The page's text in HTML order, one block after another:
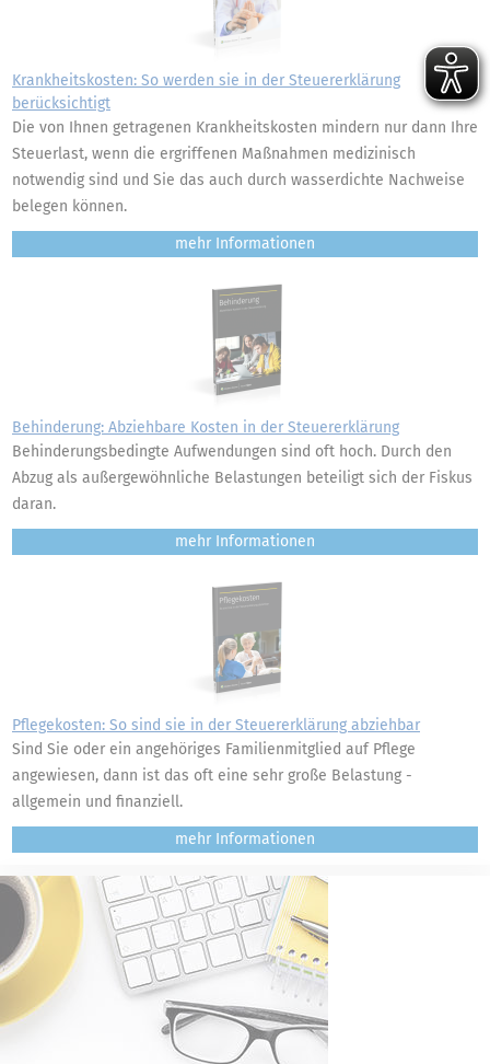
Krankheitskosten: So werden sie in der Steuererklärung
berücksichtigt
Die von Ihnen getragenen Krankheitskosten mindern nur dann Ihre
Steuerlast, wenn die ergriffenen Maßnahmen medizinisch
notwendig sind und Sie das auch durch wasserdichte Nachweise
belegen können.
mehr
Behinderung: Abziehbare Kosten in der Steuererklärung
Behinderungsbedingte Aufwendungen sind oft hoch. Durch den
Abzug als außergewöhnliche Belastungen beteiligt sich der Fiskus
daran.
mehr
Pflegekosten: So sind sie in der Steuererklärung abziehbar
Sind Sie oder ein angehöriges Familienmitglied auf Pflege
angewiesen, dann ist das oft eine sehr große Belastung -
allgemein und finanziell.
mehr